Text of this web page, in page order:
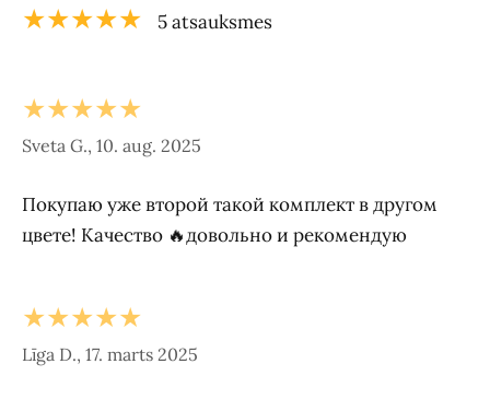
★★★★★ 5 atsauksmes
★★★★★
Sveta G., 10. aug. 2025
Покупаю уже второй такой комплект в другом
цвете! Качество 🔥довольно и рекомендую
★★★★★
Līga D., 17. marts 2025